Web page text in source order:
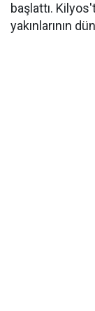
başlattı.
yakınlarının